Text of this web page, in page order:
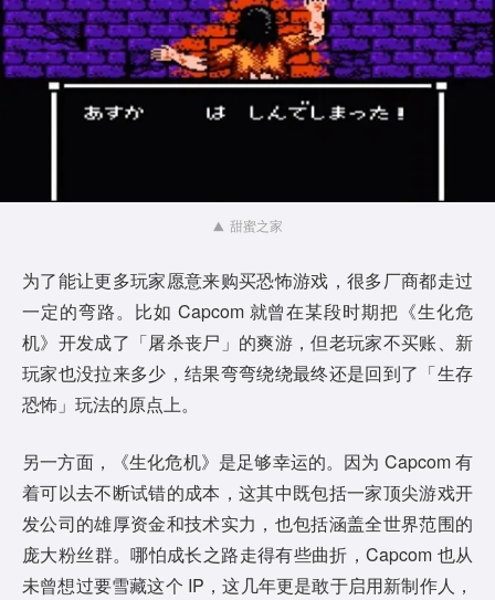
甜蜜之家
为了能让更多玩家愿意来购买恐怖游戏，很多厂商都走过
一定的弯路。比如 Capcom 就曾在某段时期把《生化危
机》开发成了「屠杀丧尸」的爽游，但老玩家不买账、新
玩家也没拉来多少，结果弯弯绕绕最终还是回到了「生存
恐怖」玩法的原点上。
另一方面，《生化危机》是足够幸运的。因为 Capcom 有
着可以去不断试错的成本，这其中既包括一家顶尖游戏开
发公司的雄厚资金和技术实力，也包括涵盖全世界范围的
庞大粉丝群。哪怕成长之路走得有些曲折，Capcom 也从
未曾想过要雪藏这个 IP，这几年更是敢于启用新制作人，